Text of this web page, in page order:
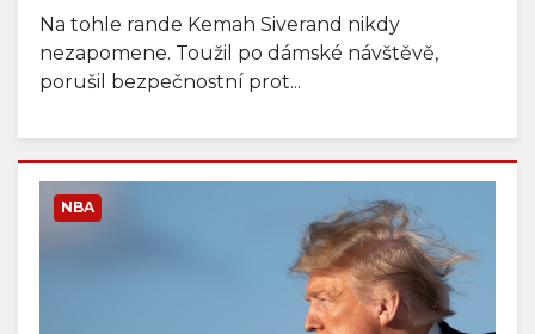
Na tohle rande Kemah Siverand nikdy
nezapomene. Toužil po dámské návštěvě,
porušil bezpečnostní prot...
NBA